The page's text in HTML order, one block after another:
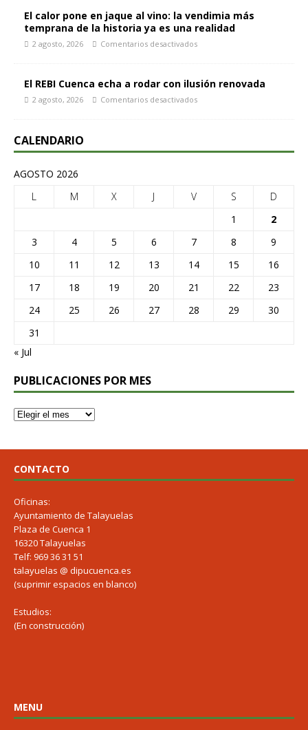
El calor pone en jaque al vino: la vendimia más
temprana de la historia ya es una realidad
2 agosto, 2026 Comentarios desactivados
El REBI Cuenca echa a rodar con ilusión renovada
2 agosto, 2026 Comentarios desactivados
CALENDARIO
AGOSTO 2026
L
M X J V S
D
1
2
3
4 5 6 7 8
9
10
11 12 13 14 15
16
17
18 19 20 21 22
23
24
25 26 27 28 29
30
31
« Jul
PUBLICACIONES POR MES
CONTACTO
Oficinas:
Ayuntamiento de Talayuelas
Plaza de Cuenca 1
16320 Talayuelas
Telf: 969 36 31 51
talayuelas @ dipucuenca.es
(suprimir espacios en blanco)
Estudios:
(En construcción)
MENU